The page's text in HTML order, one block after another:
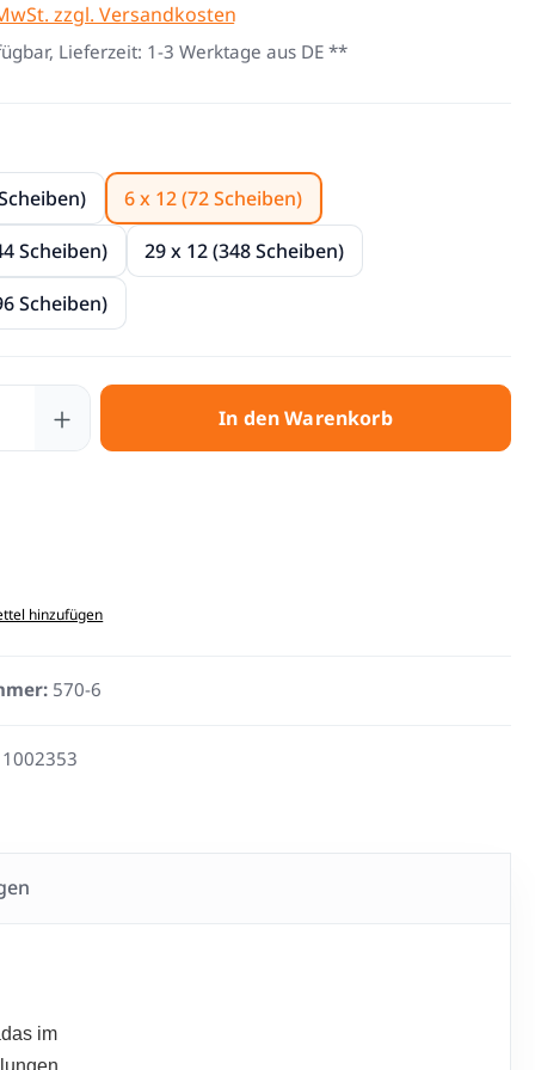
zzgl. Versandkosten
Lieferzeit: 1-3 Werktage aus DE **
6 x 12 (72 Scheiben)
Scheiben)
29 x 12 (348 Scheiben)
Scheiben)
Gib den gewünschten Wert
In den Warenkorb
hinzufügen
570-6
im